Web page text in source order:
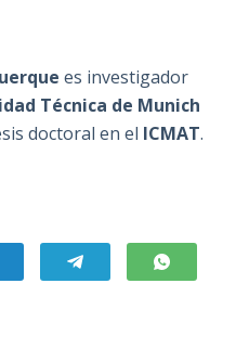
es investigador
Técnica de Munich
doctoral en el ICMAT.